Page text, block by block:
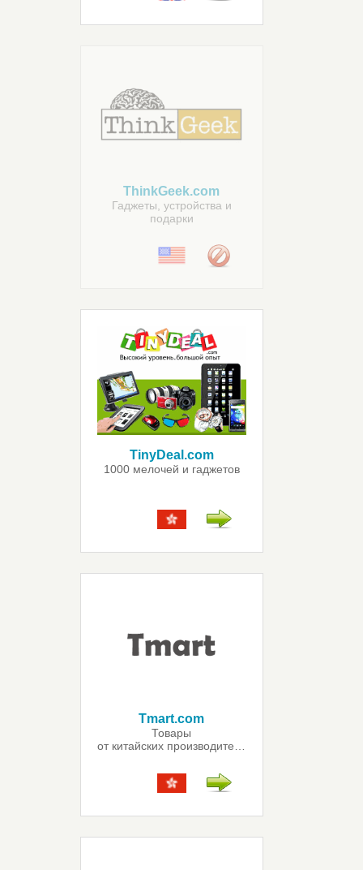
ThinkGeek.com
Гаджеты, устройства и
подарки
TinyDeal.com
1000 мелочей и гаджетов
Tmart.com
Товары